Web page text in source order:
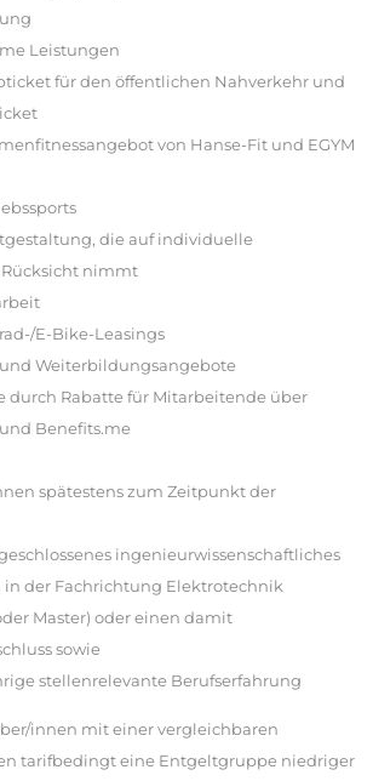
Leistungen
für den öffentlichen Nahverkehr und
von Hanse-Fit und EGYM
die auf individuelle
nimmt
E-Bike-Leasings
Weiterbildungsangebote
durch Rabatte für Mitarbeitende über
Benefits.me
spätestens zum Zeitpunkt der
ingenieurwissenschaftliches
der Fachrichtung Elektrotechnik
Master) oder einen damit
sowie
stellenrelevante Berufserfahrung
innen mit einer vergleichbaren
tarifbedingt eine Entgeltgruppe niedriger